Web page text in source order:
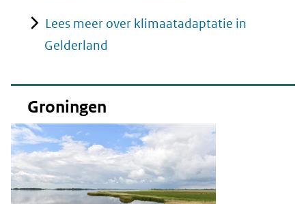
Lees meer over klimaatadaptatie in
Gelderland
Groningen